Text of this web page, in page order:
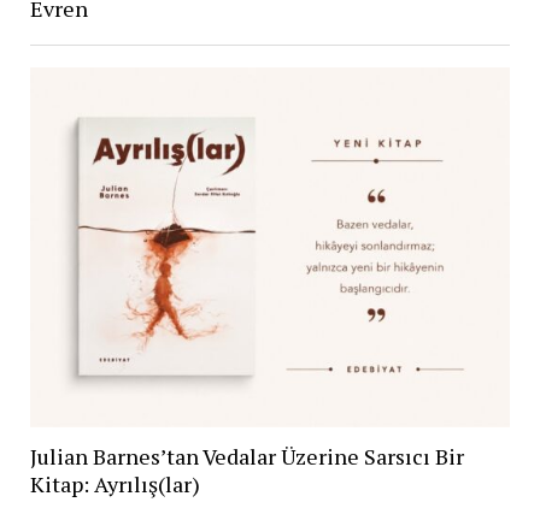
Evren
Julian Barnes’tan Vedalar Üzerine Sarsıcı Bir
Kitap: Ayrılış(lar)